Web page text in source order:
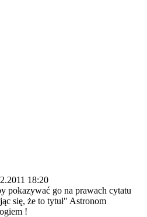
18:20
pokazywać go na prawach cytatu
się, że to tytuł" Astronom
!